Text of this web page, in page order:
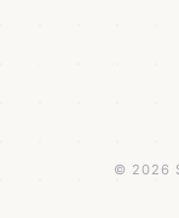
© 2026